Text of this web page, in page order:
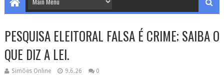
PESQUISA ELEITORAL FALSA É CRIME; SAIBA O
QUE DIZ A LEI.
Simões Online 9.6.26 0